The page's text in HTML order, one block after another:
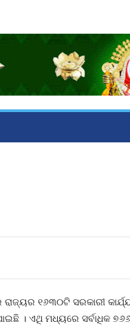
୧୬୩୦ଟି ସରକାରୀ
। ଏଥି ମଧ୍ୟରେ ସର୍ବାଧିକ